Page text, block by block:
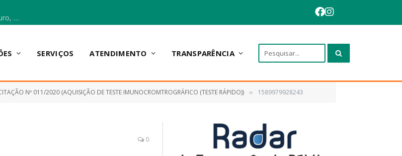
Escola Municipal Vicentina Vieira dos Santos, no Polo Bebedouro, recebeu materiais para a implantação do Cantinho da Leitura e da Sala Multidisciplinar.
SERVIÇOS ATENDIMENTO TRANSPARÊNCIA
Nº 011/2020 (AQUISIÇÃO DE TESTE IMUNOCROMTROGRÁFICO (TESTE RÁPIDO)) » 1589979928243
0